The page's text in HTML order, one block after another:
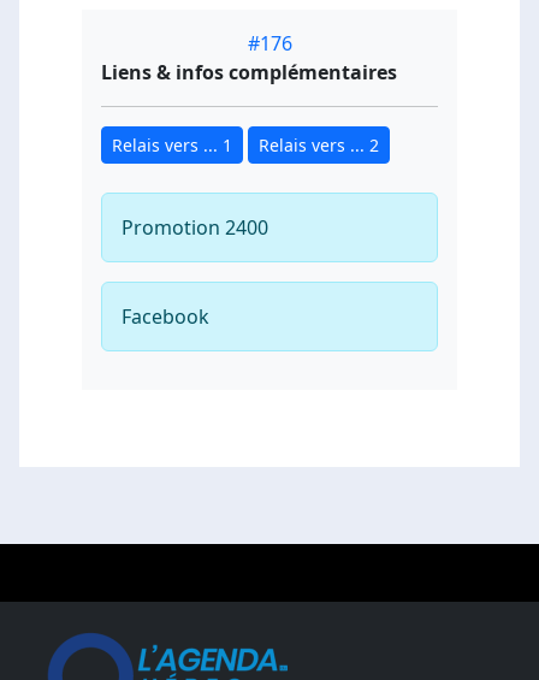
#176
Liens & infos complémentaires
Relais vers ... 1 Relais vers ... 2
Promotion 2400
Facebook